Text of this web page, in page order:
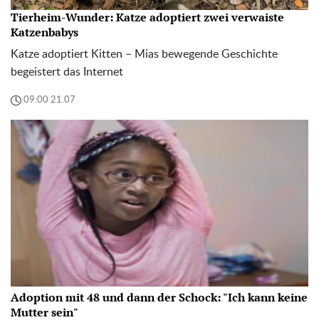
Tierheim-Wunder: Katze adoptiert zwei verwaiste
Katzenbabys
Katze adoptiert Kitten – Mias bewegende Geschichte
begeistert das Internet
09:00 21.07
Adoption mit 48 und dann der Schock: "Ich kann keine
Mutter sein"